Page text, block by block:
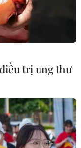
trị ung thư